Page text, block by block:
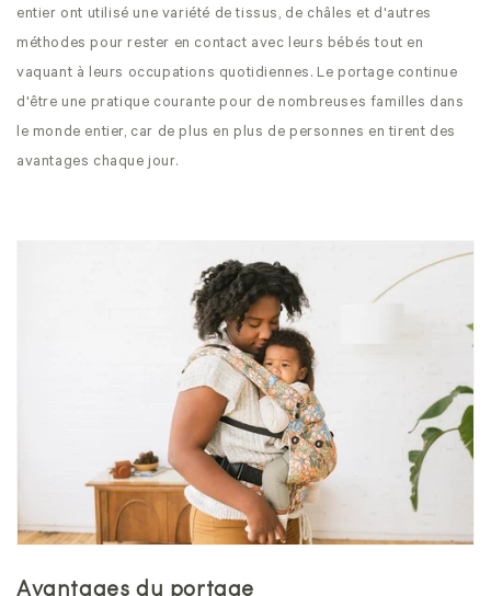
entier ont utilisé une variété de tissus, de châles et d'autres
méthodes pour rester en contact avec leurs bébés tout en
vaquant à leurs occupations quotidiennes. Le portage continue
d'être une pratique courante pour de nombreuses familles dans
le monde entier, car de plus en plus de personnes en tirent des
avantages chaque jour.
Avantages du portage